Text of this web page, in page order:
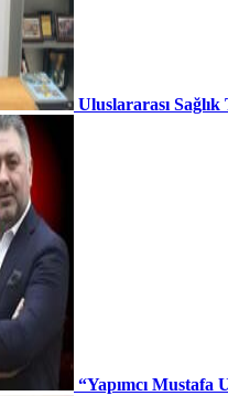
Uluslararası
“Yapımcı Mustafa